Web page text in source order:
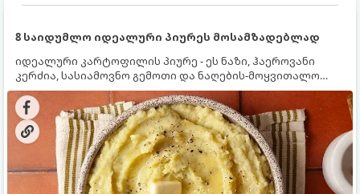
8 საიდუმლო იდეალური პიურეს მოსამზადებლად
იდეალური კარტოფილის პიურე - ეს ნაზი, ჰაეროვანი
კერძია, სასიამოვნო გემოთი და ნაღების-მოყვითალო
ფერით. მისი მომზადება ძალიან მარტივია, მაგრამ
არსებობს რამდენიმე საიდუმლო, რომლებიც უნდა
იცოდეთ, რომ პიურე იდეალურად გემრიელი გამოვიდეს.